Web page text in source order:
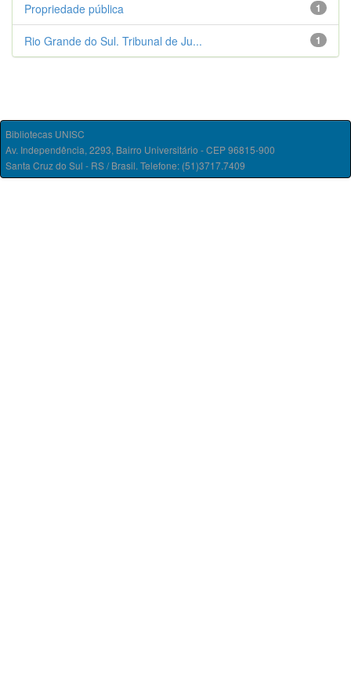
1
Propriedade pública
1
Rio Grande do Sul. Tribunal de Ju...
Bibliotecas UNISC
Av. Independência, 2293, Bairro Universitário - CEP 96815-900
Santa Cruz do Sul - RS / Brasil. Telefone: (51)3717.7409